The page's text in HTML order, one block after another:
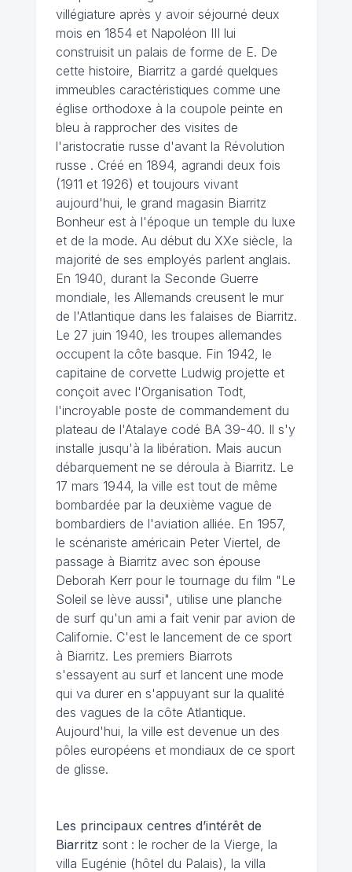
villégiature après y avoir séjourné deux
mois en 1854 et Napoléon III lui
construisit un palais de forme de E. De
cette histoire, Biarritz a gardé quelques
immeubles caractéristiques comme une
église orthodoxe à la coupole peinte en
bleu à rapprocher des visites de
l'aristocratie russe d'avant la Révolution
russe . Créé en 1894, agrandi deux fois
(1911 et 1926) et toujours vivant
aujourd'hui, le grand magasin Biarritz
Bonheur est à l'époque un temple du luxe
et de la mode. Au début du XXe siècle, la
majorité de ses employés parlent anglais.
En 1940, durant la Seconde Guerre
mondiale, les Allemands creusent le mur
de l'Atlantique dans les falaises de Biarritz.
Le 27 juin 1940, les troupes allemandes
occupent la côte basque. Fin 1942, le
capitaine de corvette Ludwig projette et
conçoit avec l'Organisation Todt,
l'incroyable poste de commandement du
plateau de l'Atalaye codé BA 39-40. Il s'y
installe jusqu'à la libération. Mais aucun
débarquement ne se déroula à Biarritz. Le
17 mars 1944, la ville est tout de même
bombardée par la deuxième vague de
bombardiers de l'aviation alliée. En 1957,
le scénariste américain Peter Viertel, de
passage à Biarritz avec son épouse
Deborah Kerr pour le tournage du film "Le
Soleil se lève aussi", utilise une planche
de surf qu'un ami a fait venir par avion de
Californie. C'est le lancement de ce sport
à Biarritz. Les premiers Biarrots
s'essayent au surf et lancent une mode
qui va durer en s'appuyant sur la qualité
des vagues de la côte Atlantique.
Aujourd'hui, la ville est devenue un des
pôles européens et mondiaux de ce sport
de glisse.
Les principaux centres d’intérêt de
Biarritz sont : le rocher de la Vierge, la
villa Eugénie (hôtel du Palais), la villa